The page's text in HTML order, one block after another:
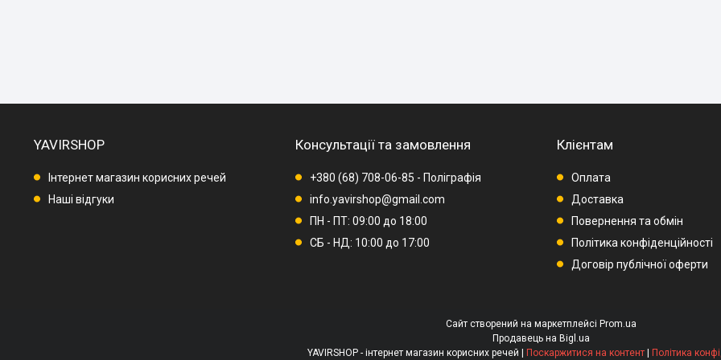
YAVIRSHOP
Інтернет магазин корисних речей
Наші відгуки
Консультації та замовлення
+380 (68) 708-06-85 - Поліграфія
info.yavirshop@gmail.com
ПН - ПТ: 09:00 до 18:00
СБ - НД: 10:00 до 17:00
Клієнтам
Оплата
Доставка
Повернення та обмін
Політика конфіденційності
Договір публічної оферти
Сайт створений на маркетплейсі Prom.ua
Продавець на Bigl.ua
YAVIRSHOP - інтернет магазин корисних речей | Поскаржитися на контент | Політика